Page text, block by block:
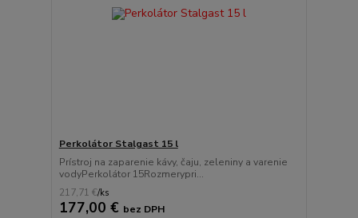
Perkolátor Stalgast 15 l
Prístroj na zaparenie kávy, čaju, zeleniny a varenie
vodyPerkolátor 15Rozmerypri...
217,71 €/ks
177,00 € bez DPH